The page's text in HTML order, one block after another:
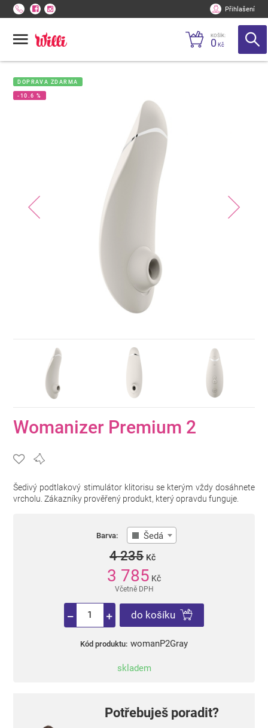
Přihlašení
KOŠÍK:
0 Kč
DOPRAVA ZDARMA
-10.6 %
Womanizer Premium 2
Šedivý podtlakový stimulátor klitorisu se kterým vždy dosáhnete
vrcholu. Zákazníky prověřený produkt, který opravdu funguje.
Barva: Šedá
4 235 Kč
3 785 Kč
Včetně DPH
do košíku
Kód produktu: womanP2Gray
skladem
Potřebuješ poradit?